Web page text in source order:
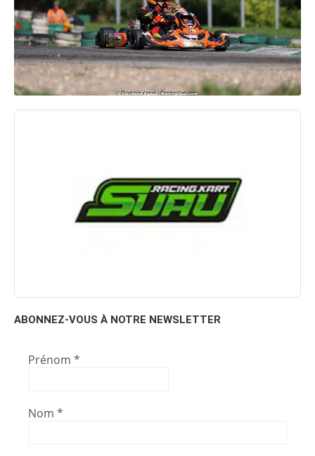
ABONNEZ-VOUS À NOTRE NEWSLETTER
Prénom *
Nom *